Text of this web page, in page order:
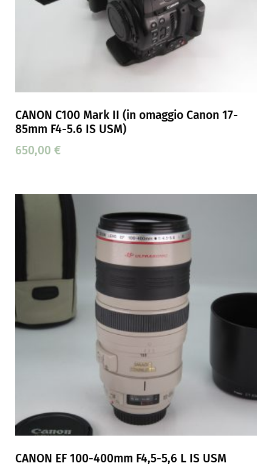
CANON C100 Mark II (in omaggio Canon 17-
85mm F4-5.6 IS USM)
650,00 €
CANON EF 100-400mm F4,5-5,6 L IS USM